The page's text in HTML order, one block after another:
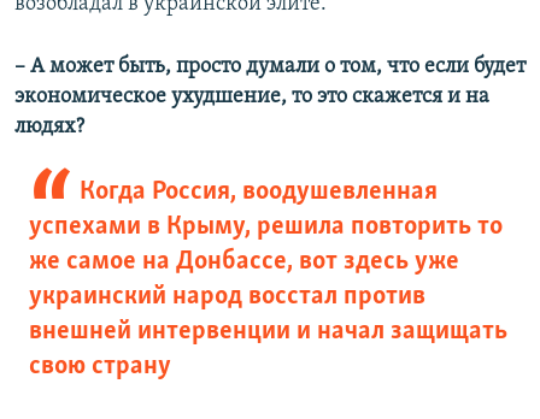
возобладал в украинской элите.
–​ А может быть, просто думали о том, что если будет
экономическое ухудшение, то это скажется и на
людях?
Когда Россия, воодушевленная
успехами в Крыму, решила повторить то
же самое на Донбассе, вот здесь уже
украинский народ восстал против
внешней интервенции и начал защищать
свою страну